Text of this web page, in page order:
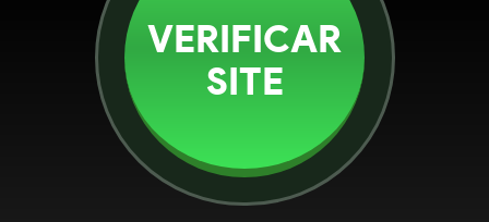
VERIFICAR
SITE